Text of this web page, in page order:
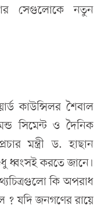
সেগুলোকে নতুন
কাউন্সিলর শৈবাল
সিমেন্ট ও দৈনিক
মন্ত্রী ড. হাছান
করতে জানে।
কি অপরাধ
যদি জনগণের রায়ে